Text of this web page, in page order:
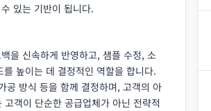
있는 기반이 됩니다.
을 신속하게 반영하고, 샘플 수정, 소
높이는 데 결정적인 역할을 합니다.
공 방식 등을 함께 결정하며, 고객의 아
객이 단순한 공급업체가 아닌 전략적